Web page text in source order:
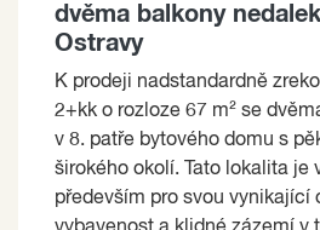
dvěma balkony
Ostravy
K prodeji nadstandardně
2+kk o rozloze 67 m² se
v 8. patře bytového domu s
širokého okolí. Tato lokalita je
především pro svou vynikající